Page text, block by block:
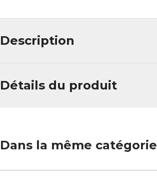
Description
Détails du produit
Dans la même catégorie